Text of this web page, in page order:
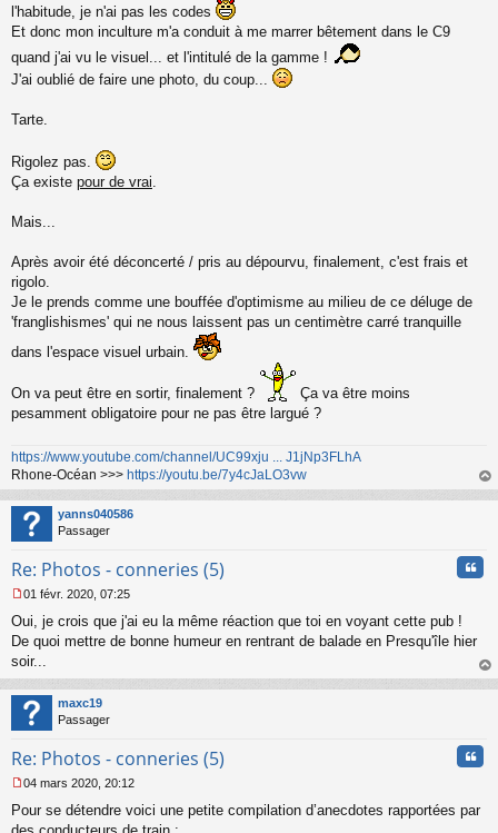
n
o
l
u
l'habitude, je n'ai pas les codes
Et donc mon inculture m'a conduit à me marrer bêtement dans le C9
quand j'ai vu le visuel... et l'intitulé de la gamme !
J'ai oublié de faire une photo, du coup...
Tarte.
Rigolez pas.
Ça existe pour de vrai
Mais...
Après avoir été déconcerté / pris au dépourvu, finalement, c'est frais et
rigolo.
Je le prends comme une bouffée d'optimisme au milieu de ce déluge de
'franglishismes' qui ne nous laissent pas un centimètre carré tranquille
dans l'espace visuel urbain.
On va peut être en sortir, finalement ?
Ça va être moins
pesamment obligatoire pour ne pas être largué ?
https://www.youtube.com/channel/UC99xju ... J1jNp3FLhA
Rhone-Océan >>> https://youtu.be/7y4cJaLO3vw
au
yanns040586
Passager
Re: Photos - conneries (5)
e
s
s
g
e
n
n
u
01 févr. 2020, 07:25
Oui, je crois que j'ai eu la même réaction que toi en voyant cette pub !
De quoi mettre de bonne humeur en rentrant de balade en Presqu'île hier
soir...
au
maxc19
Passager
Re: Photos - conneries (5)
e
s
04 mars 2020, 20:12
Pour se détendre voici une petite compilation d’anecdotes rapportées par